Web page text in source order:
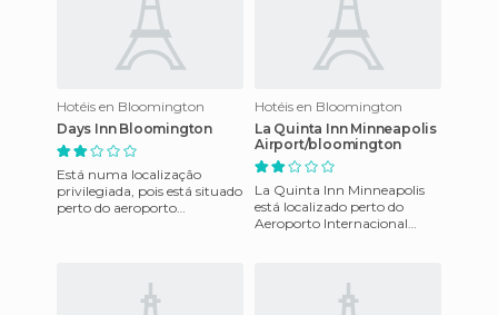
Hotéis en Bloomington
Days Inn Bloomington
Está numa localização
privilegiada, pois está situado
perto do aeroporto
Hotéis en Bloomington
La Quinta Inn Minneapolis
Airport/bloomington
La Quinta Inn Minneapolis
está localizado perto do
Aeroporto Internacional